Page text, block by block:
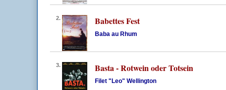
2. Babettes Fest
Baba au Rhum
3. Basta - Rotwein oder Totsein
Filet "Leo" Wellington